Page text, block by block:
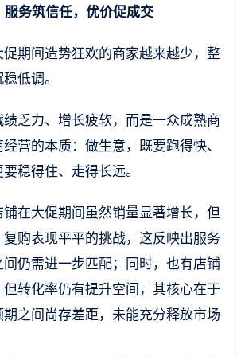
服务筑信任，优价促成交
促期间造势狂欢的商家越来越少，整
低调。
乏力、增长疲软，而是一众成熟商
营的本质：做生意，既要跑得快、
稳得住、走得长远。
在大促期间虽然销量显著增长，但
购表现平平的挑战，这反映出服务
仍需进一步匹配；同时，也有店铺
转化率仍有提升空间，其核心在于
之间尚存差距，未能充分释放市场